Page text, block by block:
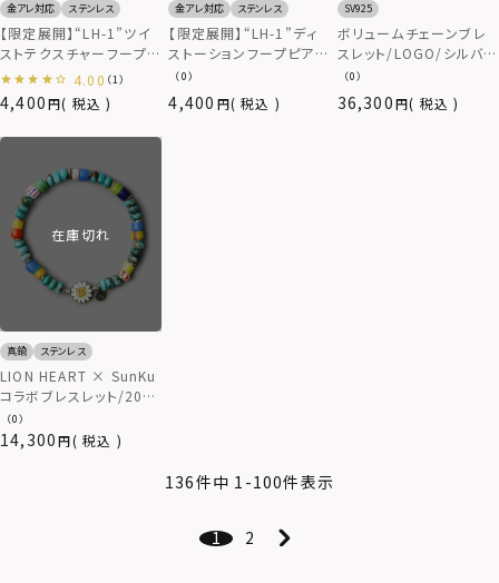
金アレ対応 ステンレス
【限定展開】“LH-1”ツイ
ストテクスチャーフープピ
アス/サージカルステンレ
ス（金属アレルギー対応）
4.00 （1）
4,400 税込
金アレ対応 ステンレス
【限定展開】“LH-1”ディ
ストーションフープピア
ス/サージカルステンレス
（金属アレルギー対応）
（0）
4,400 税込
SV925
ボリュームチェーンブレ
スレット/LOGO/シルバー
925
（0）
36,300 税込
在庫切れ
真鍮 ステンレス
LION HEART × SunKu
コラボブレスレット/2024
年モデル/TYPE E（ター
コイズミックス）
（0）
14,300 税込
136件中 1 -100件表示
1 2